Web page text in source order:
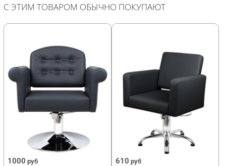
С ЭТИМ ТОВАРОМ ОБЫЧНО ПОКУПАЮТ
1000 руб 610 руб